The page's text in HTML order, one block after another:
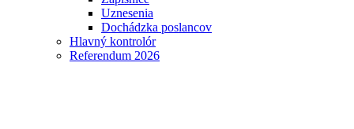
Uznesenia
Dochádzka poslancov
Hlavný kontrolór
Referendum 2026